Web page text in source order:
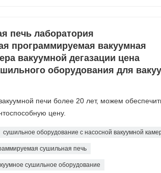
печь лаборатория
программируемая вакуумная
вакуумной дегазации цена
оборудования для
печи более 20 лет, можем
цену.
сушильное оборудование с насосной вакуумной
сушильная печь
сушильное оборудование